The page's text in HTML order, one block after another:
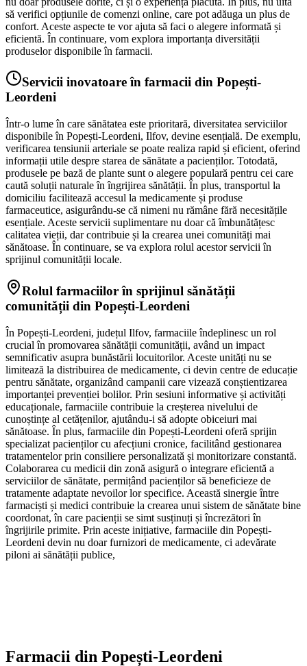
să verifici opțiunile de comenzi online, care pot adăuga un plus de
confort. Aceste aspecte te vor ajuta să faci o alegere informată și
eficientă. În continuare, vom explora importanța diversității
produselor disponibile în farmacii.
Servicii inovatoare în farmacii din Popești-
Leordeni
Într-o lume în care sănătatea este prioritară, diversitatea serviciilor
disponibile în Popești-Leordeni, Ilfov, devine esențială. De exemplu,
verificarea tensiunii arteriale se poate realiza rapid și eficient, oferind
informații utile despre starea de sănătate a pacienților. Totodată,
produsele pe bază de plante sunt o alegere populară pentru cei care
caută soluții naturale în îngrijirea sănătății. În plus, transportul la
domiciliu facilitează accesul la medicamente și produse
farmaceutice, asigurându-se că nimeni nu rămâne fără necesitățile
esențiale. Aceste servicii suplimentare nu doar că îmbunătățesc
calitatea vieții, dar contribuie și la crearea unei comunități mai
sănătoase. În continuare, se va explora rolul acestor servicii în
sprijinul comunității locale.
Rolul farmaciilor în sprijinul sănătății
comunității din Popești-Leordeni
În Popești-Leordeni, județul Ilfov, farmaciile îndeplinesc un rol
crucial în promovarea sănătății comunității, având un impact
semnificativ asupra bunăstării locuitorilor. Aceste unități nu se
limitează la distribuirea de medicamente, ci devin centre de educație
pentru sănătate, organizând campanii care vizează conștientizarea
importanței prevenției bolilor. Prin sesiuni informative și activități
educaționale, farmaciile contribuie la creșterea nivelului de
cunoștințe al cetățenilor, ajutându-i să adopte obiceiuri mai
sănătoase. În plus, farmaciile din Popești-Leordeni oferă sprijin
specializat pacienților cu afecțiuni cronice, facilitând gestionarea
tratamentelor prin consiliere personalizată și monitorizare constantă.
Colaborarea cu medicii din zonă asigură o integrare eficientă a
serviciilor de sănătate, permițând pacienților să beneficieze de
tratamente adaptate nevoilor lor specifice. Această sinergie între
farmaciști și medici contribuie la crearea unui sistem de sănătate bine
coordonat, în care pacienții se simt susținuți și încrezători în
îngrijirile primite. Prin aceste inițiative, farmaciile din Popești-
Leordeni devin nu doar furnizori de medicamente, ci adevărate
piloni ai sănătății publice,
Farmacii din Popești-Leordeni